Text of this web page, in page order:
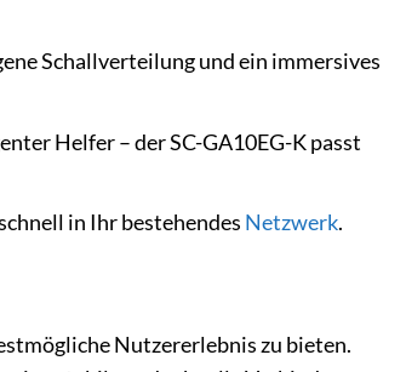
Schallverteilung und ein immersives
Helfer – der SC-GA10EG-K passt
in Ihr bestehendes Netzwerk.
Nutzererlebnis zu bieten.